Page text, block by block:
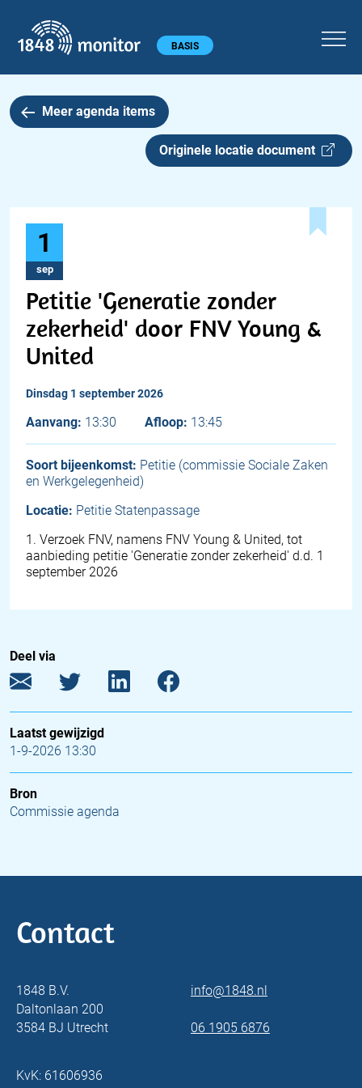
Hoofdmenu BASIS
Meer agenda items
Originele locatie document
1
sep
Petitie 'Generatie zonder
zekerheid' door FNV Young &
United
dinsdag 1 september 2026
Aanvang: 13:30 Afloop: 13:45
Soort bijeenkomst: Petitie (commissie Sociale Zaken
en Werkgelegenheid)
Locatie: Petitie Statenpassage
1 . Verzoek FNV, namens FNV Young & United, tot
aanbieding petitie 'Generatie zonder zekerheid' d.d. 1
september 2026
Deel via
Laatst gewijzigd
1-9-2026 13:30
Bron
Commissie agenda
Contact
1848 B.V.
Daltonlaan 200
3584 BJ Utrecht
info@1848.nl
06 1905 6876
KvK: 61606936